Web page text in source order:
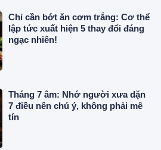
Chỉ cần bớt ăn cơm trắng: Cơ thể
lập tức xuất hiện 5 thay đổi đáng
ngạc nhiên!
Tháng 7 âm: Nhớ người xưa dặn
7 điều nên chú ý, không phải mê
tín